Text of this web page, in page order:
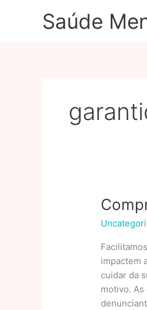
Saúde
impactem
cuidar da
motivo.